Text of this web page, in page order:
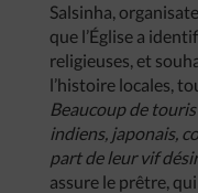
Salsinha,
que l’Église a
religieuses, et
l’histoire locales,
Beaucoup de
indiens, japonais,
part de leur vif
assure le prêtre,